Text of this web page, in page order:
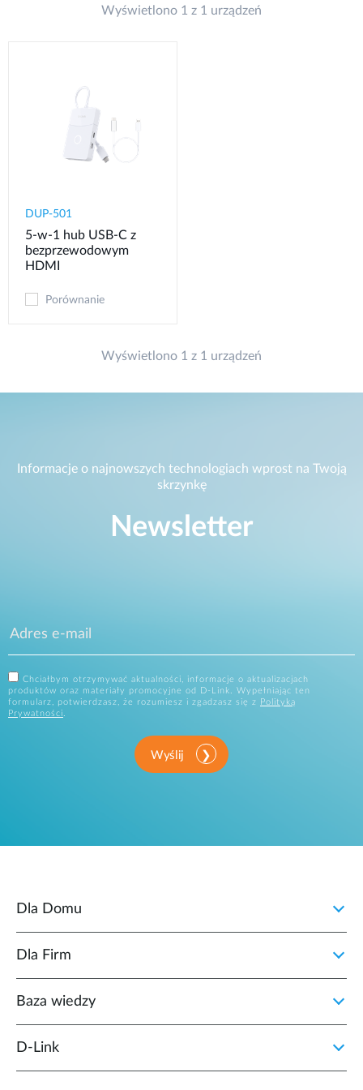
Wyświetlono 1 z 1 urządzeń
DUP-501
5-w-1 hub USB-C z
bezprzewodowym
HDMI
Porównanie
Wyświetlono 1 z 1 urządzeń
Informacje o najnowszych technologiach wprost na Twoją
skrzynkę
Newsletter
Chciałbym otrzymywać aktualności, informacje o aktualizacjach
produktów oraz materiały promocyjne od D-Link. Wypełniając ten
formularz, potwierdzasz, że rozumiesz i zgadzasz się z
Polityką
Prywatności
Wyślij
Dla Domu
Dla Firm
Baza wiedzy
D‑Link